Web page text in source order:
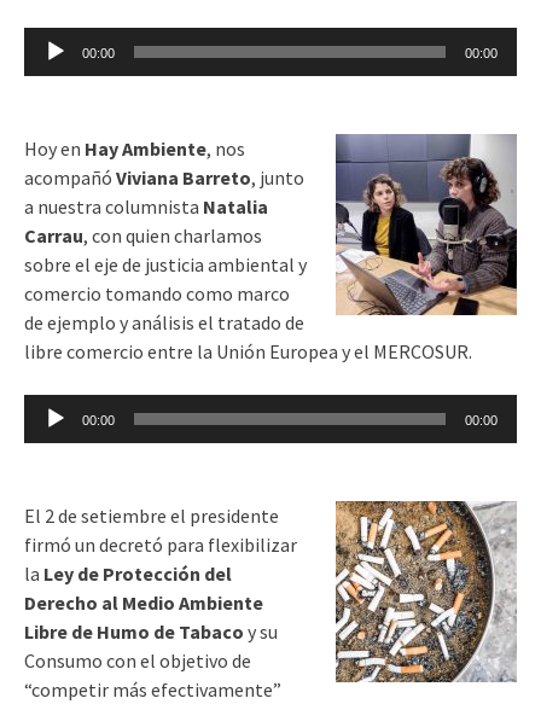
Reproductor
00:00 00:00
Hoy en Hay Ambiente, nos
acompañó Viviana Barreto, junto
a nuestra columnista Natalia
Carrau, con quien charlamos
sobre el eje de justicia ambiental y
comercio tomando como marco
de ejemplo y análisis el tratado de
libre comercio entre la Unión Europea y el MERCOSUR.
Reproductor
00:00 00:00
El 2 de setiembre el presidente
firmó un decretó para flexibilizar
la Ley de Protección del
Derecho al Medio Ambiente
Libre de Humo de Tabaco y su
Consumo con el objetivo de
“competir más efectivamente”